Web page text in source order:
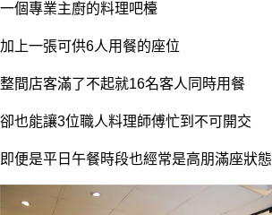
一個專業主廚的料理吧檯
加上一張可供6人用餐的座位
整間店客滿了不起就16名客人同時用餐
卻也能讓3位職人料理師傅忙到不可開交
即便是平日午餐時段也經常是高朋滿座狀態